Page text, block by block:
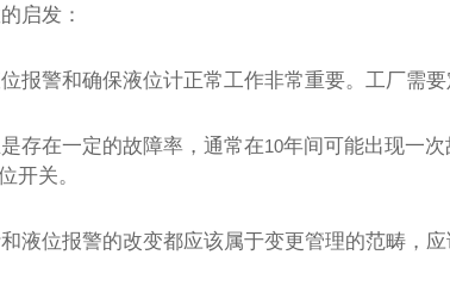
启发：
报警和确保液位计正常工作非常重要。工厂需
存在一定的故障率，通常在10年间可能出现一
开关。
液位报警的改变都应该属于变更管理的范畴，